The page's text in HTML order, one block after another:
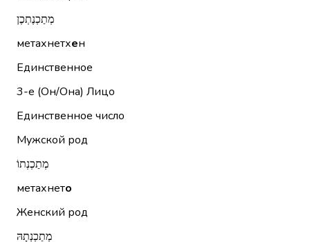
מְתַכְנֶתְכֶן
метахнетхен
Единственное
3-е (Он/Она) Лицо
Единственное число
Мужской род
מְתַכְנְתוֹ
метахнето
Женский род
מְתַכְנְתָהּ